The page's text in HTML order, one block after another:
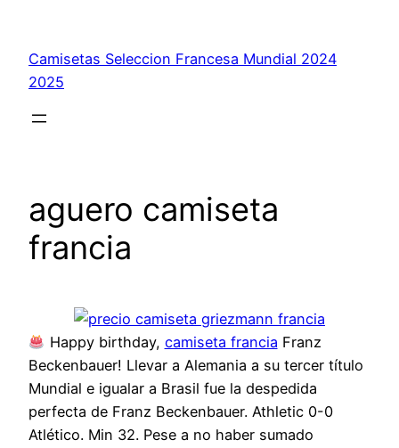
contenido
Camisetas Seleccion Francesa Mundial 2024
2025
aguero camiseta
francia
Happy birthday, camiseta francia Franz
Beckenbauer! Llevar a Alemania a su tercer título
Mundial e igualar a Brasil fue la despedida
perfecta de Franz Beckenbauer. Athletic 0-0
Atlético. Min 32. Pese a no haber sumado